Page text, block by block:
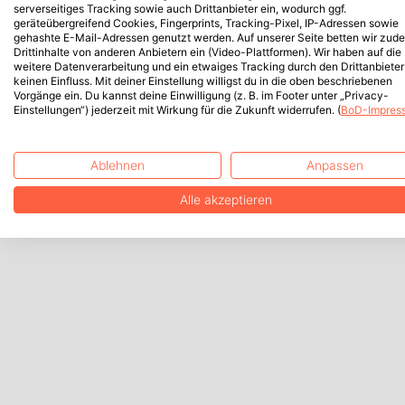
serverseitiges Tracking sowie auch Drittanbieter ein, wodurch ggf.
geräteübergreifend Cookies, Fingerprints, Tracking-Pixel, IP-Adressen sowie
gehashte E-Mail-Adressen genutzt werden. Auf unserer Seite betten wir
Drittinhalte von anderen Anbietern ein (Video-Plattformen). Wir haben auf die
weitere Datenverarbeitung und ein etwaiges Tracking durch den Drittanbieter
keinen Einfluss. Mit deiner Einstellung willigst du in die oben beschriebenen
Vorgänge ein. Du kannst deine Einwilligung (z. B. im Footer unter „Privacy-
Einstellungen“) jederzeit mit Wirkung für die Zukunft widerrufen. (BoD-
Ablehnen Anpassen
Alle akzeptieren